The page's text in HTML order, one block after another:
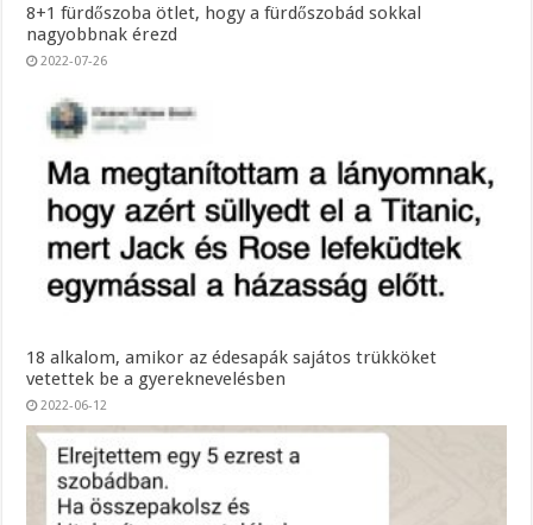
8+1 fürdőszoba ötlet, hogy a fürdőszobád sokkal
nagyobbnak érezd
2022-07-26
18 alkalom, amikor az édesapák sajátos trükköket
vetettek be a gyereknevelésben
2022-06-12